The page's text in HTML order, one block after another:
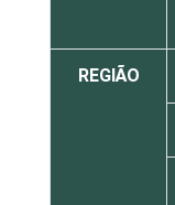
REGIÃO